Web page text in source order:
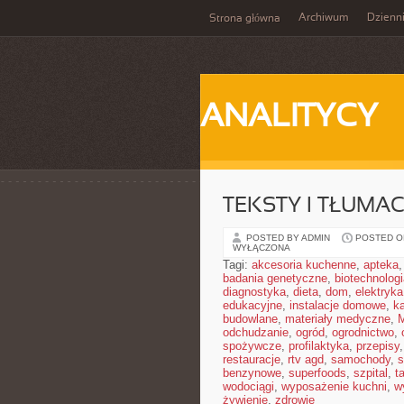
Strona główna Archiwum
ANALITYCY
TEKSTY I
POSTED BY ADMIN POSTED
WYŁĄCZONA
Tagi: akcesoria kuchenne, apteka,
badania genetyczne,
diagnostyka, dieta, dom, elektryka
edukacyjne, instalacje domowe,
budowlane, materiały medyczne,
odchudzanie, ogród, ogrodnictwo,
spożywcze, profilaktyka, przepisy,
restauracje, rtv agd, samochody,
benzynowe, superfoods, szpital ,
wodociągi, wyposażenie kuchni,
żywienie, zdrowie